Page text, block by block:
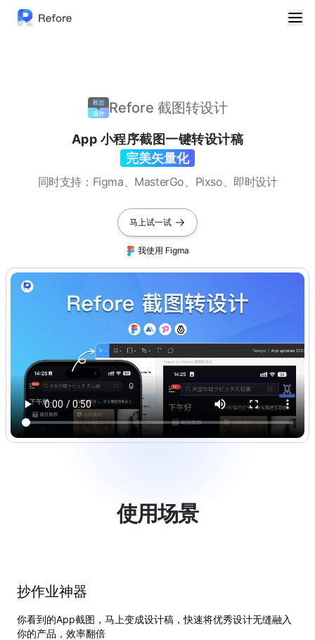
Refore 截图转设计
App 小程序截图一键转设计稿
完美矢量化
同时支持：Figma、MasterGo、Pixso、即时设计
马上试一试
我使用 Figma
使用场景
抄作业神器
你看到的App截图，马上变成设计稿，快速将优秀设计无缝融入
你的产品，效率翻倍